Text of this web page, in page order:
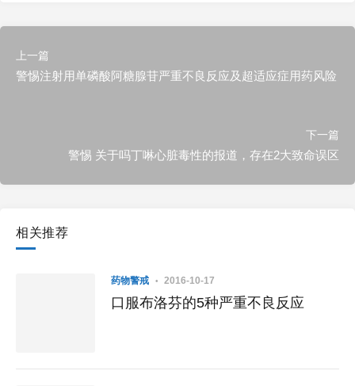
上一篇
警惕注射用单磷酸阿糖腺苷严重不良反应及超适应症用药风险
下一篇
警惕 关于吗丁啉心脏毒性的报道，存在2大致命误区
相关推荐
药物警戒 2016-10-17
口服布洛芬的5种严重不良反应